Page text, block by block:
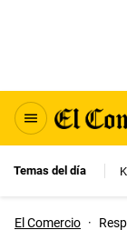
Temas del día
El Comercio ·